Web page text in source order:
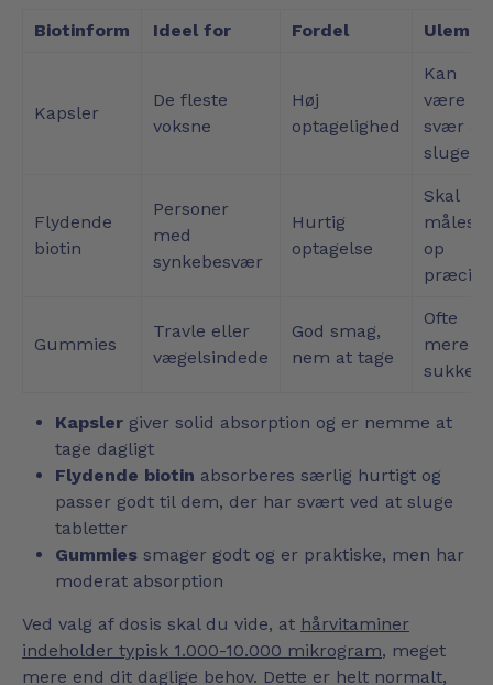
Biotinform Ideel for Fordel Ulempe
Kapsler
De fleste
voksne
Høj
optagelighed
Kan
være
svær at
sluge
Flydende
biotin
Personer
med
synkebesvær
Hurtig
optagelse
Skal
måles
op
præcist
Gummies
Travle eller
vægelsindede
God smag,
nem at tage
Ofte
mere
sukker
Kapsler giver solid absorption og er nemme at
tage dagligt
Flydende biotin absorberes særlig hurtigt og
passer godt til dem, der har svært ved at sluge
tabletter
Gummies smager godt og er praktiske, men har
moderat absorption
Ved valg af dosis skal du vide, at hårvitaminer
indeholder typisk 1.000-10.000 mikrogram, meget
mere end dit daglige behov. Dette er helt normalt,